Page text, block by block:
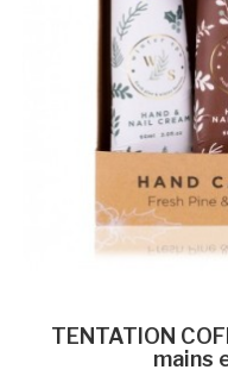
TENTATION
mains